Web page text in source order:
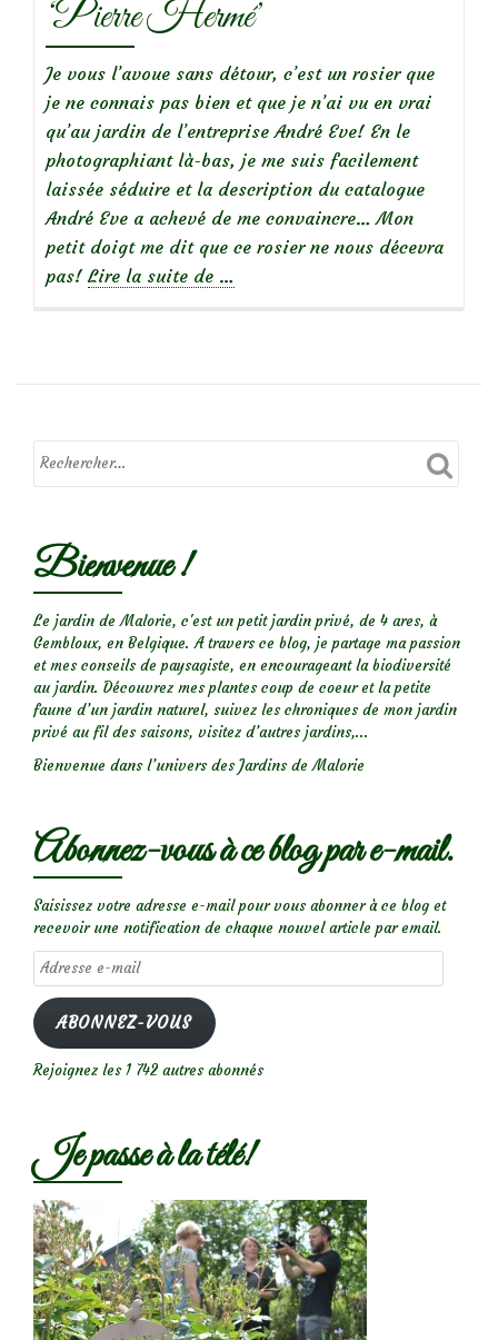
‘Pierre Hermé’
Je vous l’avoue sans détour, c’est un rosier que
je ne connais pas bien et que je n’ai vu en vrai
qu’au jardin de l’entreprise André Eve! En le
photographiant là-bas, je me suis facilement
laissée séduire et la description du catalogue
André Eve a achevé de me convaincre… Mon
petit doigt me dit que ce rosier ne nous décevra
pas! Lire la suite de
sur
…
Bienvenue !
Le jardin de Malorie, c'est un petit jardin privé, de 4 ares, à
Gembloux, en Belgique. A travers ce blog, je partage ma passion
et mes conseils de paysagiste, en encourageant la biodiversité
au jardin. Découvrez mes plantes coup de coeur et la petite
faune d’un jardin naturel, suivez les chroniques de mon jardin
privé au fil des saisons, visitez d’autres jardins,...
Bienvenue dans l’univers des Jardins de Malorie
Abonnez-vous à ce blog par e-mail.
Saisissez votre adresse e-mail pour vous abonner à ce blog et
recevoir une notification de chaque nouvel article par email.
Adresse
e-
mail
ABONNEZ-VOUS
Rejoignez les 1 742 autres abonnés
Je passe à la télé!